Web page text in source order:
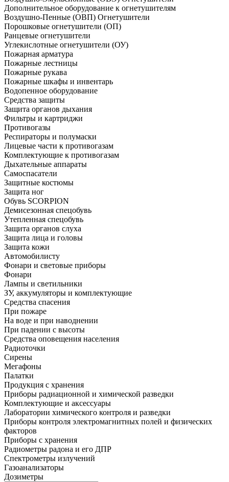
Дополнительное оборудование к огнетушителям
Воздушно-Пенные (ОВП) Огнетушители
Порошковые огнетушители (ОП)
Ранцевые огнетушители
Углекислотные огнетушители (ОУ)
Пожарная арматура
Пожарные лестницы
Пожарные рукава
Пожарные шкафы и инвентарь
Водопенное оборудование
Средства защиты
Защита органов дыхания
Фильтры и картриджи
Противогазы
Респираторы и полумаски
Лицевые части к противогазам
Комплектующие к противогазам
Дыхательные аппараты
Самоспасатели
Защитные костюмы
Защита ног
Обувь SCORPION
Демисезонная спецобувь
Утепленная спецобувь
Защита органов слуха
Защита лица и головы
Защита кожи
Автомобилисту
Фонари и световые приборы
Фонари
Лампы и светильники
ЗУ, аккумуляторы и комплектующие
Средства спасения
При пожаре
На воде и при наводнении
При падении с высоты
Средства оповещения населения
Радиоточки
Сирены
Мегафоны
Палатки
Продукция с хранения
Приборы радиационной и химической разведки
Комплектующие и аксессуары
Лаборатории химического контроля и разведки
Приборы контроля электромагнитных полей и физических
факторов
Приборы с хранения
Радиометры радона и его ДПР
Спектрометры излучений
Газоанализаторы
Дозиметры